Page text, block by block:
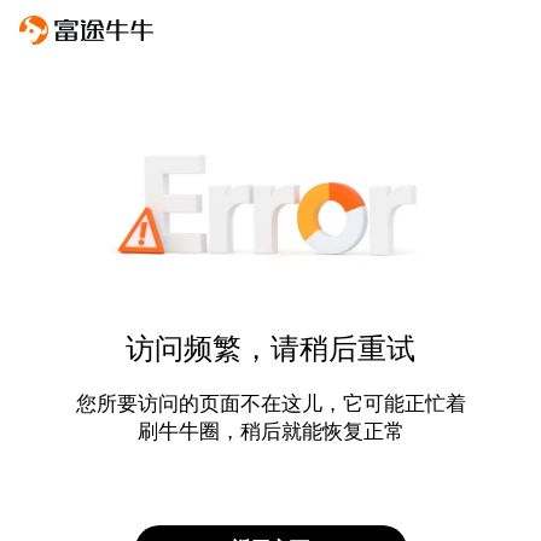
访问频繁，请稍后重试
您所要访问的页面不在这儿，它可能正忙着
刷牛牛圈，稍后就能恢复正常